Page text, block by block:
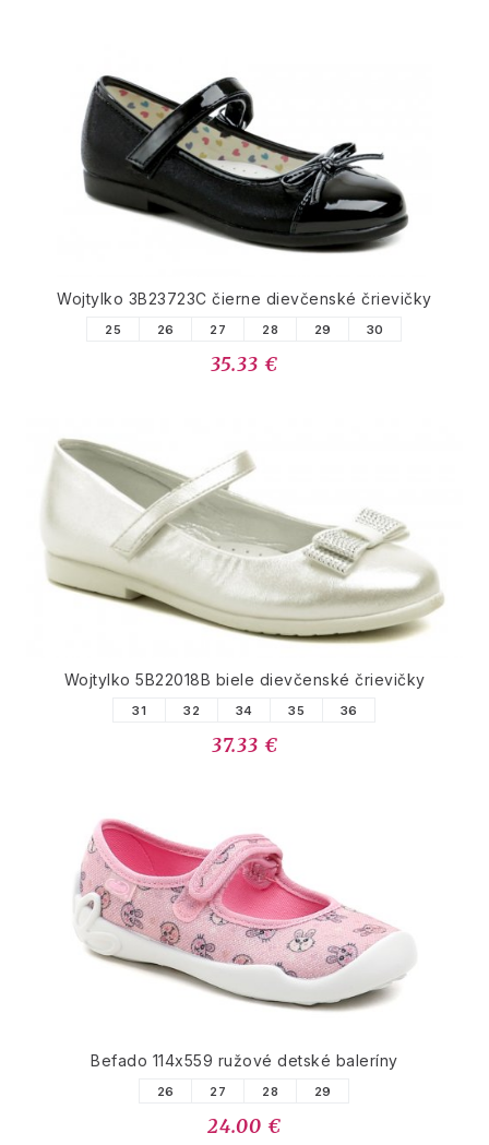
Wojtylko 3B23723C čierne dievčenské črievičky
25 26 27 28 29 30
35.33 €
Wojtylko 5B22018B biele dievčenské črievičky
31 32 34 35 36
37.33 €
Befado 114x559 ružové detské baleríny
26 27 28 29
24.00 €